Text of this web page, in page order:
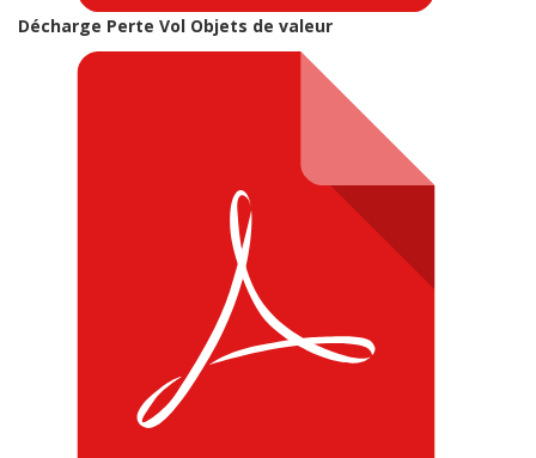
Décharge Perte Vol Objets de valeur